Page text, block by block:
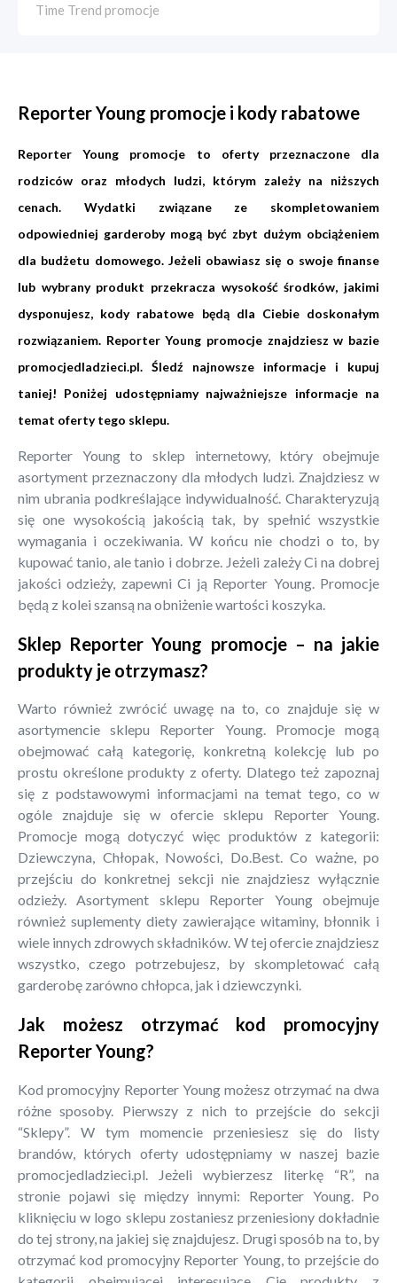
Time Trend promocje
Reporter Young promocje i kody rabatowe
Reporter Young promocje to oferty przeznaczone dla
rodziców oraz młodych ludzi, którym zależy na niższych
cenach. Wydatki związane ze skompletowaniem
odpowiedniej garderoby mogą być zbyt dużym obciążeniem
dla budżetu domowego. Jeżeli obawiasz się o swoje finanse
lub wybrany produkt przekracza wysokość środków, jakimi
dysponujesz, kody rabatowe będą dla Ciebie doskonałym
rozwiązaniem. Reporter Young promocje znajdziesz w bazie
promocjedladzieci.pl. Śledź najnowsze informacje i kupuj
taniej! Poniżej udostępniamy najważniejsze informacje na
temat oferty tego sklepu.
Reporter Young to sklep internetowy, który obejmuje
asortyment przeznaczony dla młodych ludzi. Znajdziesz w
nim ubrania podkreślające indywidualność. Charakteryzują
się one wysokością jakością tak, by spełnić wszystkie
wymagania i oczekiwania. W końcu nie chodzi o to, by
kupować tanio, ale tanio i dobrze. Jeżeli zależy Ci na dobrej
jakości odzieży, zapewni Ci ją Reporter Young. Promocje
będą z kolei szansą na obniżenie wartości koszyka.
Sklep Reporter Young promocje – na jakie
produkty je otrzymasz?
Warto również zwrócić uwagę na to, co znajduje się w
asortymencie sklepu Reporter Young. Promocje mogą
obejmować całą kategorię, konkretną kolekcję lub po
prostu określone produkty z oferty. Dlatego też zapoznaj
się z podstawowymi informacjami na temat tego, co w
ogóle znajduje się w ofercie sklepu Reporter Young.
Promocje mogą dotyczyć więc produktów z kategorii:
Dziewczyna, Chłopak, Nowości, Do.Best. Co ważne, po
przejściu do konkretnej sekcji nie znajdziesz wyłącznie
odzieży. Asortyment sklepu Reporter Young obejmuje
również suplementy diety zawierające witaminy, błonnik i
wiele innych zdrowych składników. W tej ofercie znajdziesz
wszystko, czego potrzebujesz, by skompletować całą
garderobę zarówno chłopca, jak i dziewczynki.
Jak możesz otrzymać kod promocyjny
Reporter Young?
Kod promocyjny Reporter Young możesz otrzymać na dwa
różne sposoby. Pierwszy z nich to przejście do sekcji
“Sklepy”. W tym momencie przeniesiesz się do listy
brandów, których oferty udostępniamy w naszej bazie
promocjedladzieci.pl. Jeżeli wybierzesz literkę “R”, na
stronie pojawi się między innymi: Reporter Young. Po
kliknięciu w logo sklepu zostaniesz przeniesiony dokładnie
do tej strony, na jakiej się znajdujesz. Drugi sposób na to, by
otrzymać kod promocyjny Reporter Young, to przejście do